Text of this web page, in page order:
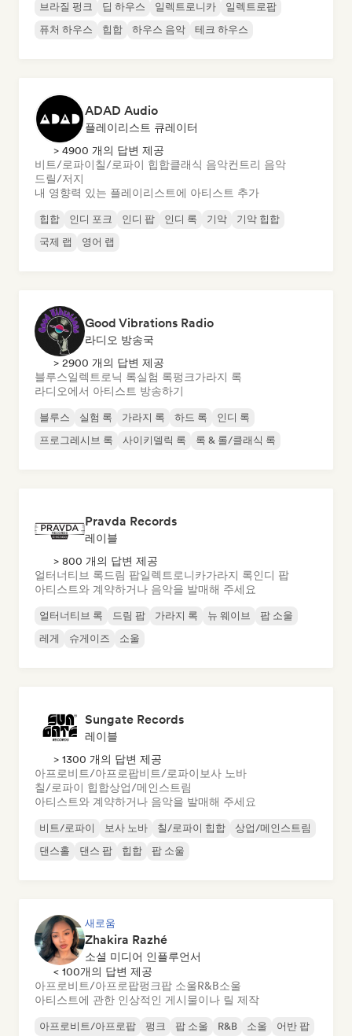
브라질 펑크 딥 하우스 일렉트로니카
일렉트로팝
퓨처 하우스
힙합 하우스 음악 테크 하우스
ADAD Audio
플레이리스트 큐레이터
> 4900 개의 답변 제공
비트/로파이칠/로파이 힙합클래식 음악컨트리 음악
드릴/저지
내 영향력 있는 플레이리스트에 아티스트 추가
힙합 인디 포크 인디 팝 인디 록 기악
기악 힙합
국제 랩
영어 랩
Good Vibrations Radio
라디오 방송국
> 2900 개의 답변 제공
블루스일렉트로닉 록실험 록펑크가라지 록
라디오에서 아티스트 방송하기
블루스 실험 록 가라지 록 하드 록
인디 록
프로그레시브 록
사이키델릭 록 록 & 롤/클래식 록
Pravda Records
레이블
> 800 개의 답변 제공
얼터너티브 록드림 팝일렉트로니카가라지 록인디 팝
아티스트와 계약하거나 음악을 발매해 주세요
얼터너티브 록 드림 팝 가라지 록 뉴 웨이브
팝 소울
레게
슈게이즈 소울
Sungate Records
레이블
> 1300 개의 답변 제공
아프로비트/아프로팝비트/로파이 보사 노바
칠/로파이 힙합상업/메인스트림
아티스트와 계약하거나 음악을 발매해 주세요
비트/로파이 보사 노바 칠/로파이 힙합
상업/메인스트림
댄스홀
댄스 팝 힙합 팝 소울
새로움
Zhakira Razhé
소셜 미디어 인플루언서
< 100개의 답변 제공
아프로비트/아프로팝펑크팝 소울R&B소울
아티스트에 관한 인상적인 게시물이나 릴 제작
아프로비트/아프로팝 펑크 팝 소울 R&B 소울 어반 팝